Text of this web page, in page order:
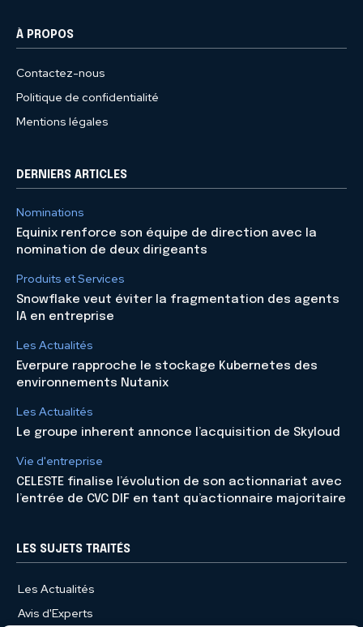
À PROPOS
Contactez-nous
Politique de confidentialité
Mentions légales
DERNIERS ARTICLES
Nominations
Equinix renforce son équipe de direction avec la
nomination de deux dirigeants
Produits et Services
Snowflake veut éviter la fragmentation des agents
IA en entreprise
Les Actualités
Everpure rapproche le stockage Kubernetes des
environnements Nutanix
Les Actualités
Le groupe inherent annonce l’acquisition de Skyloud
Vie d'entreprise
CELESTE finalise l’évolution de son actionnariat avec
l’entrée de CVC DIF en tant qu’actionnaire majoritaire
LES SUJETS TRAITÉS
Les Actualités
Avis d'Experts